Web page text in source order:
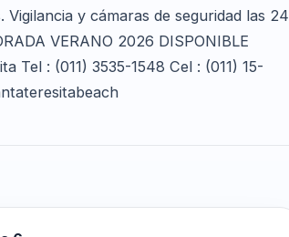
y cámaras de seguridad las 24
VERANO 2026 DISPONIBLE
Tel : (011) 3535-1548 Cel : (011) 15-